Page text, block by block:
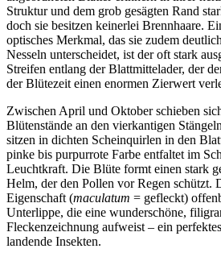
Struktur und dem grob gesägten Rand
doch sie besitzen keinerlei Brennhaare.
optisches Merkmal, das sie zudem
Nesseln unterscheidet, ist der oft stark
Streifen entlang der Blattmittelader, der
der Blütezeit einen enormen Zierwert
Zwischen April und Oktober schieben
Blütenstände an den vierkantigen
sitzen in dichten Scheinquirlen in den
pinke bis purpurrote Farbe entfaltet im
Leuchtkraft. Die Blüte formt einen stark
Helm, der den Pollen vor Regen schützt.
Eigenschaft (maculatum = gefleckt)
Unterlippe, die eine wunderschöne,
Fleckenzeichnung aufweist – ein
landende Insekten.